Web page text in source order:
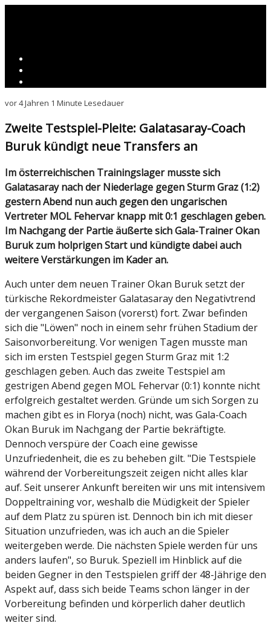
vor 4 Jahren 1 Minute Lesedauer
Zweite Testspiel-Pleite: Galatasaray-Coach
Buruk kündigt neue Transfers an
Im österreichischen Trainingslager musste sich
Galatasaray nach der Niederlage gegen Sturm Graz (1:2)
gestern Abend nun auch gegen den ungarischen
Vertreter MOL Fehervar knapp mit 0:1 geschlagen geben.
Im Nachgang der Partie äußerte sich Gala-Trainer Okan
Buruk zum holprigen Start und kündigte dabei auch
weitere Verstärkungen im Kader an.
Auch unter dem neuen Trainer Okan Buruk setzt der
türkische Rekordmeister Galatasaray den Negativtrend
der vergangenen Saison (vorerst) fort. Zwar befinden
sich die "Löwen" noch in einem sehr frühen Stadium der
Saisonvorbereitung. Vor wenigen Tagen musste man
sich im ersten Testspiel gegen Sturm Graz mit 1:2
geschlagen geben. Auch das zweite Testspiel am
gestrigen Abend gegen MOL Fehervar (0:1) konnte nicht
erfolgreich gestaltet werden. Gründe um sich Sorgen zu
machen gibt es in Florya (noch) nicht, was Gala-Coach
Okan Buruk im Nachgang der Partie bekräftigte.
Dennoch verspüre der Coach eine gewisse
Unzufriedenheit, die es zu beheben gilt. "Die Testspiele
während der Vorbereitungszeit zeigen nicht alles klar
auf. Seit unserer Ankunft bereiten wir uns mit intensivem
Doppeltraining vor, weshalb die Müdigkeit der Spieler
auf dem Platz zu spüren ist. Dennoch bin ich mit dieser
Situation unzufrieden, was ich auch an die Spieler
weitergeben werde. Die nächsten Spiele werden für uns
anders laufen", so Buruk. Speziell im Hinblick auf die
beiden Gegner in den Testspielen griff der 48-Jährige den
Aspekt auf, dass sich beide Teams schon länger in der
Vorbereitung befinden und körperlich daher deutlich
weiter sind.